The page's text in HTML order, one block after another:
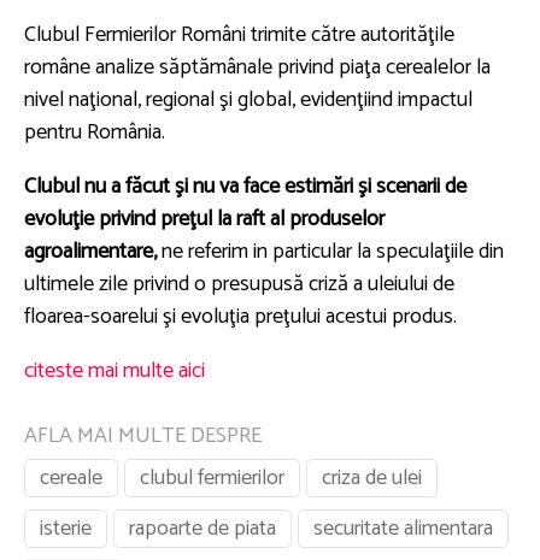
Clubul Fermierilor Români trimite către autorităţile
române analize săptămânale privind piaţa cerealelor la
nivel naţional, regional şi global, evidenţiind impactul
pentru România.
Clubul nu a făcut şi nu va face estimări şi scenarii de
evoluţie privind preţul la raft al produselor
agroalimentare,ne referim in particular la speculaţiile din
ultimele zile privind o presupusă criză a uleiului de
floarea-soarelui şi evoluţia preţului acestui produs.
citeste mai multe aici
AFLA MAI MULTE DESPRE
cereale
clubul fermierilor
criza de ulei
isterie
rapoarte de piata
securitate alimentara